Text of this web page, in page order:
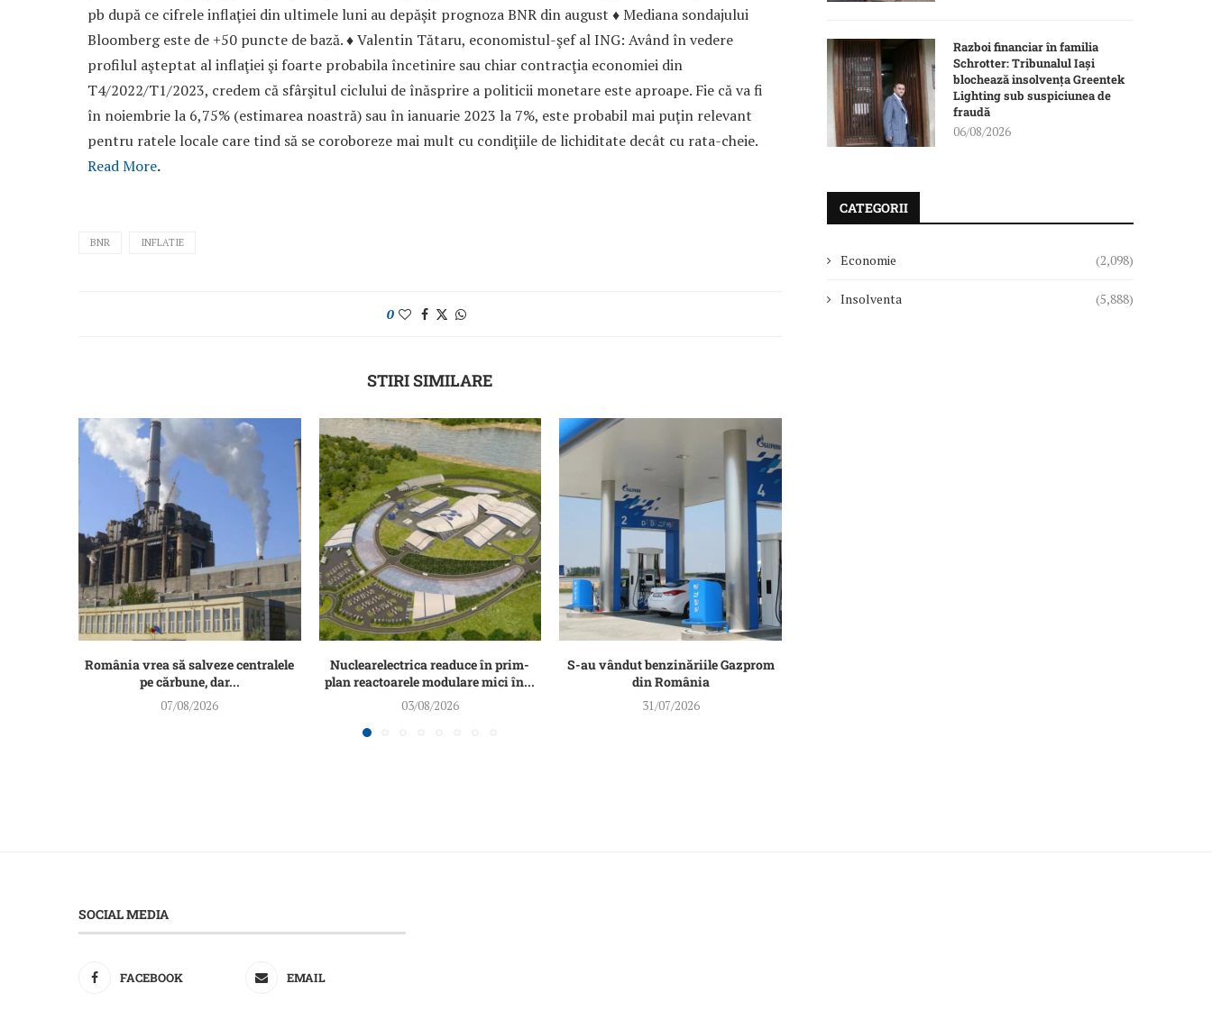
pb după ce cifrele inflaţiei din ultimele luni au depăşit prognoza BNR din august ♦ Mediana sondajului
Bloomberg este de +50 puncte de bază. ♦ Valentin Tătaru, economistul-şef al ING: Având în vedere
profilul aşteptat al inflaţiei şi foarte probabila încetinire sau chiar contracţia economiei din
T4/2022/T1/2023, credem că sfârşitul ciclului de înăsprire a politicii monetare este aproape. Fie că va fi
în noiembrie la 6,75% (estimarea noastră) sau în ianuarie 2023 la 7%, este probabil mai puţin relevant
pentru ratele locale care tind să se coroboreze mai mult cu condiţiile de lichiditate decât cu rata-cheie.
Read More.
BNR INFLATIE
0
STIRI SIMILARE
România vrea să salveze centralele
pe cărbune, dar...
07/08/2026
Nuclearelectrica readuce în prim-
plan reactoarele modulare mici în...
03/08/2026
S-au vândut benzinăriile Gazprom
din România
31/07/2026
Razboi financiar în familia
Schrotter: Tribunalul Iași
blochează insolvența Greentek
Lighting sub suspiciunea de
fraudă
06/08/2026
CATEGORII
Economie (2,098)
Insolventa (5,888)
SOCIAL MEDIA
FACEBOOK EMAIL